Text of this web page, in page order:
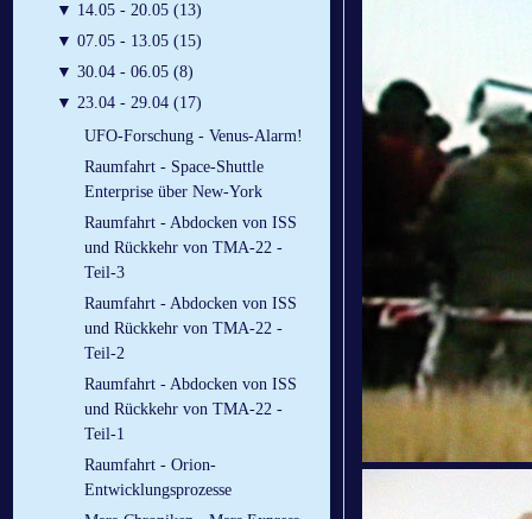
▼ 14.05 - 20.05 (13)
▼ 07.05 - 13.05 (15)
▼ 30.04 - 06.05 (8)
▼ 23.04 - 29.04 (17)
UFO-Forschung - Venus-Alarm!
Raumfahrt - Space-Shuttle
Enterprise über New-York
Raumfahrt - Abdocken von ISS
und Rückkehr von TMA-22 -
Teil-3
Raumfahrt - Abdocken von ISS
und Rückkehr von TMA-22 -
Teil-2
Raumfahrt - Abdocken von ISS
und Rückkehr von TMA-22 -
Teil-1
Raumfahrt - Orion-
Entwicklungsprozesse